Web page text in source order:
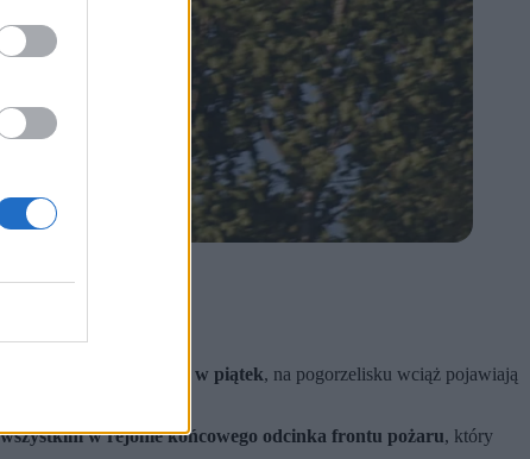
bardziej stabilna niż w piątek, na pogorzelisku wciąż pojawiają
w rejonie końcowego odcinka frontu pożaru, który